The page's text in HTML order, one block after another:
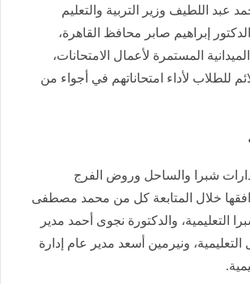
عبد اللطيف وزير التربية والتعليم
إبراهيم صابر محافظ القاهرة،
المستمرة لأعمال الامتحانات،
للطلاب لأداء امتحاناتهم في أجواء من
شبرا والساحل وروض الفرج
رافقها خلال المتابعة كل من محمد مصطفى
التعليمية، والدكتورة نجوى أحمد مدير
التعليمية، ونيرمين أسعد مدير عام إدارة